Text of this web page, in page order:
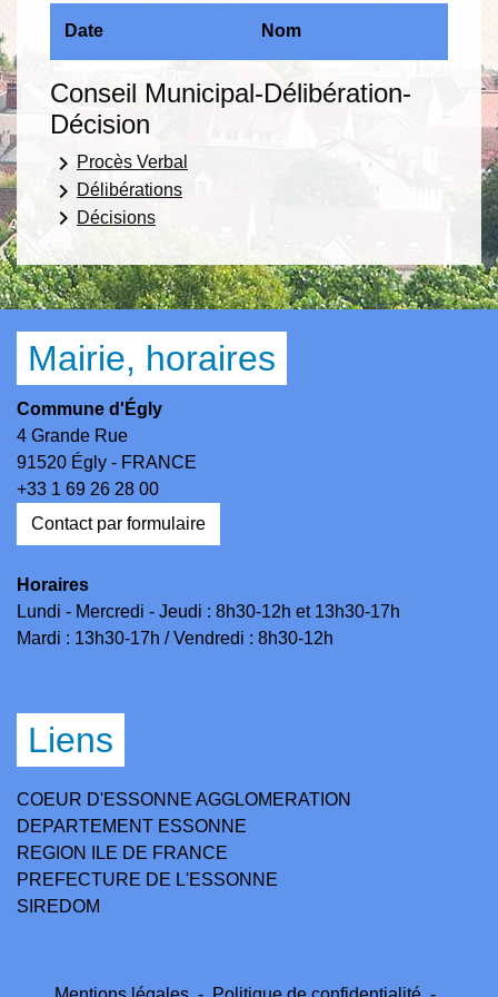
Date Nom
Conseil Municipal-Délibération-
Décision
keyboard_arrow_right Procès Verbal
keyboard_arrow_right Délibérations
keyboard_arrow_right Décisions
Mairie, horaires
Commune d'Égly
4 Grande Rue
91520 Égly - FRANCE
+33 1 69 26 28 00
Contact par formulaire
Horaires
Lundi - Mercredi - Jeudi : 8h30-12h et 13h30-17h
Mardi : 13h30-17h / Vendredi : 8h30-12h
Liens
COEUR D'ESSONNE AGGLOMERATION
DEPARTEMENT ESSONNE
REGION ILE DE FRANCE
PREFECTURE DE L'ESSONNE
SIREDOM